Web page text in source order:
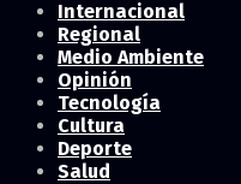
Internacional
Regional
Medio Ambiente
Opinión
Tecnología
Cultura
Deporte
Salud